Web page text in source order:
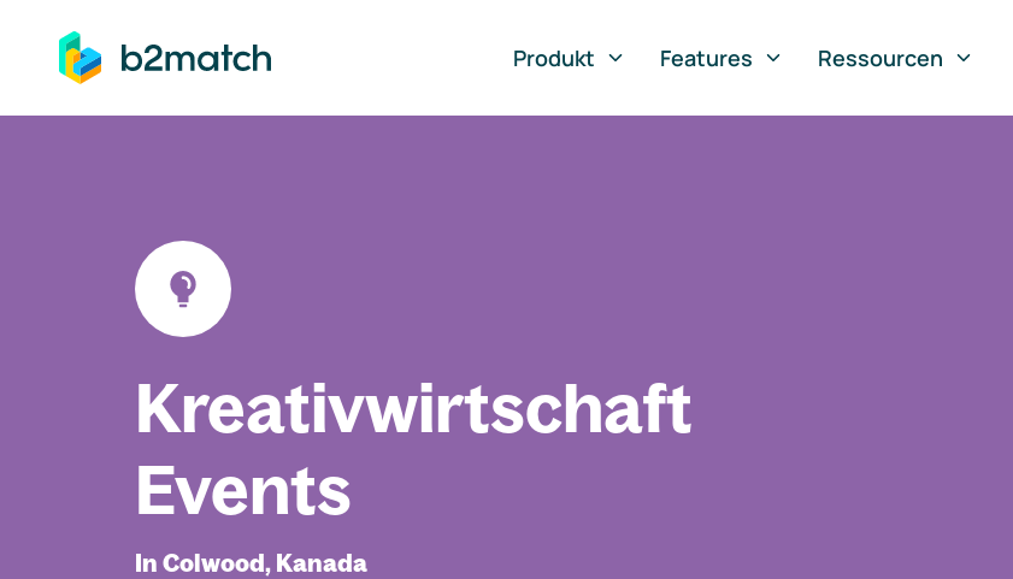
springen
Produkt
Features Ressourcen
Kreativwirtschaft
Events
In Colwood, Kanada